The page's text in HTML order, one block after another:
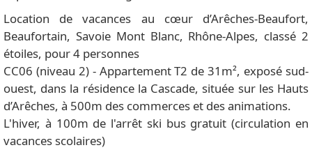
Location de vacances au cœur d’Arêches-Beaufort,
Beaufortain, Savoie Mont Blanc, Rhône-Alpes, classé 2
étoiles, pour 4 personnes
CC06 (niveau 2) - Appartement T2 de 31m², exposé sud-
ouest, dans la résidence la Cascade, située sur les Hauts
d’Arêches, à 500m des commerces et des animations.
L'hiver, à 100m de l'arrêt ski bus gratuit (circulation en
vacances scolaires)